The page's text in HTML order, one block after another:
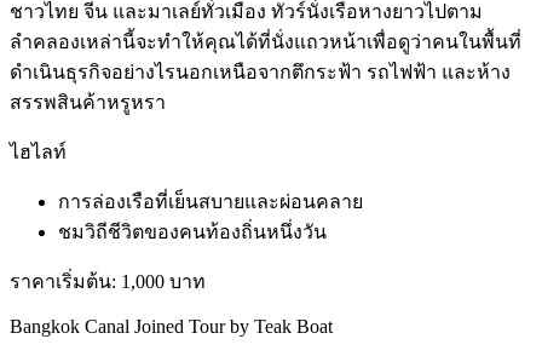
ชาวไทย จีน และมาเลย์ทั่วเมือง ทัวร์นั่งเรือหางยาวไปตาม
ลำคลองเหล่านี้จะทำให้คุณได้ที่นั่งแถวหน้าเพื่อดูว่าคนในพื้นที่
ดำเนินธุรกิจอย่างไรนอกเหนือจากตึกระฟ้า รถไฟฟ้า และห้าง
สรรพสินค้าหรูหรา
ไฮไลท์
การล่องเรือที่เย็นสบายและผ่อนคลาย
ชมวิถีชีวิตของคนท้องถิ่นหนึ่งวัน
ราคาเริ่มต้น: 1,000 บาท
Bangkok Canal Joined Tour by Teak Boat